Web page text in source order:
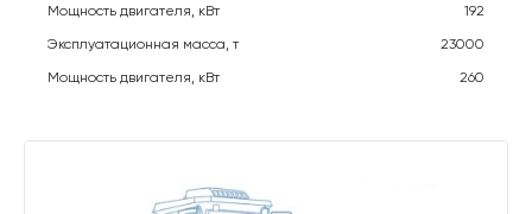
Мощность двигателя, кВт
192
Эксплуатационная масса, т
23000
Мощность двигателя, кВт
260